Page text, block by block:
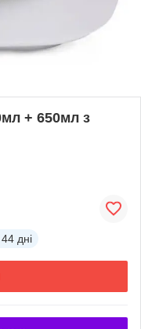
+ 650мл з
44 дні